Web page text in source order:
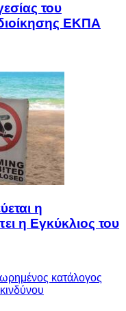
του
ΕΚΠΑ
η
η Εγκύκλιος του